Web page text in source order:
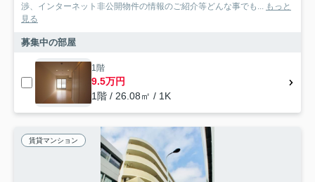
渉、インターネット非公開物件の情報のご紹介等どんな事でも... もっと
見る
募集中の部屋
1階
9.5万円
1階 / 26.08㎡ / 1K
賃貸マンション